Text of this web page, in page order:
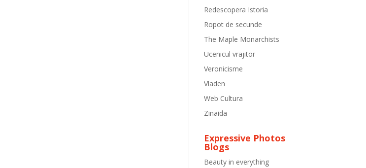
Redescopera Istoria
Ropot de secunde
The Maple Monarchists
Ucenicul vrajitor
Veronicisme
Vladen
Web Cultura
Zinaida
Expressive Photos
Blogs
Beauty in everything